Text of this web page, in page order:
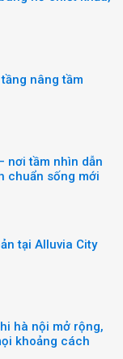
nâng tầm
nơi tầm nhìn dẫn
chuẩn sống mới
tại Alluvia City
hà nội mở rộng,
khoảng cách